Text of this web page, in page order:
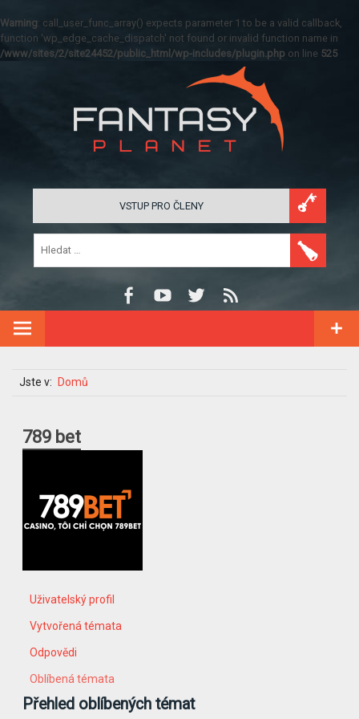
Warning: call_user_func_array() expects parameter 1 to be a valid callback,
function 'wp_edge_cache_dispatch' not found or invalid function name in
/www/sites/2/site24452/public_html/wp-includes/plugin.php on line 525
VSTUP PRO ČLENY
Jste v: Domů
789 bet
Uživatelský profil
Vytvořená témata
Odpovědi
Oblíbená témata
Přehled oblíbených témat